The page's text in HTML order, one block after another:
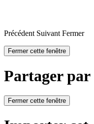
Précédent Suivant Fermer
Fermer cette fenêtre
Partager par
Fermer cette fenêtre